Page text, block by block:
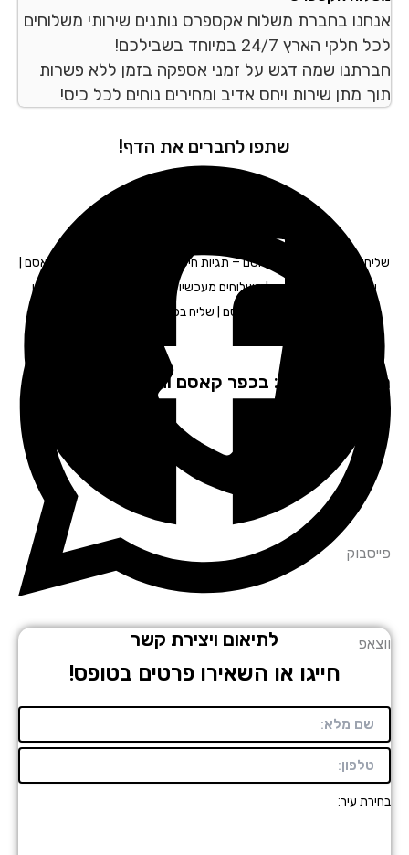
בחברת משלוח אקספרס נותנים שירותי משלוחים
הארץ 24/7 במיוחד בשבילכם!
שמה דגש על זמני אספקה בזמן ללא פשרות
מתן שירות ויחס אדיב ומחירים נוחים לכל כיס!
שתפו לחברים את הדף!
משפטית
בכפר קאסם – תגיות חיפוש: חברת משלוחים בכפר קאסם |
שליחויות בכפר קאסם | משלוחים מעכשיו לעכשיו בכפר קאסם | משלוחן
בכפר קאסם | שליח בכפר קאסם
שירות: בכפר קאסם והסביבה
לתיאום ויצירת קשר
חייגו או השאירו פרטים בטופס!
עיר: